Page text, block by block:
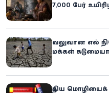
7,000 பேர்
வலுவான எல்
மக்கள்
புதிய